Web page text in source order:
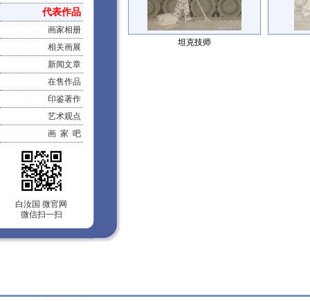
代表作品
画家相册
相关画展
新闻文章
在售作品
印鉴著作
艺术观点
画 家 吧
白汝国 微官网
微信扫一扫
坦克技师